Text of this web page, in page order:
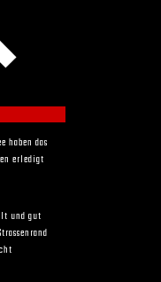
haben das
erledigt
und gut